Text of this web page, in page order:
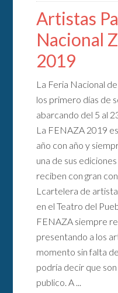
Artistas
Nacional
2019
La Feria Nacional
los primero días de
abarcando del 5 al
La FENAZA 2019
año con año y
una de sus
reciben con gran
Lcartelera de
en el Teatro del
FENAZA siempre
presentando a los
momento sin falta
podría decir que
publico. A ...